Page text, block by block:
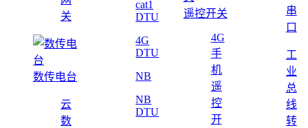
关
数传电台
云
数
cat1
DTU
4G
DTU
NB
NB
DTU
遥控开关
4G
手
机
遥
控
开
串
口
工
业
总
线
转